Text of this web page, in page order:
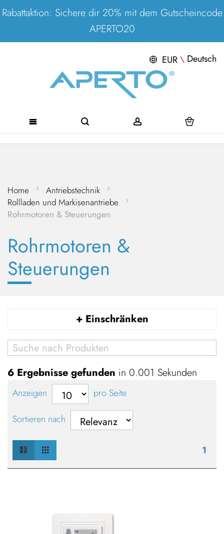
Rabattaktion: Sichere dir 20% mit dem Gutscheincode
APERTO20
EUR\ Deutsch
Direkt
Home
Antriebstechnik
Rollladen und Markisenantriebe
Rohrmotoren & Steuerungen
Rohrmotoren &
Steuerungen
+ Einschränken
6 Ergebnisse gefunden in 0.001 Sekunden
Anzeigen
pro Seite
Sortieren nach
1
Ansicht
als
Liste